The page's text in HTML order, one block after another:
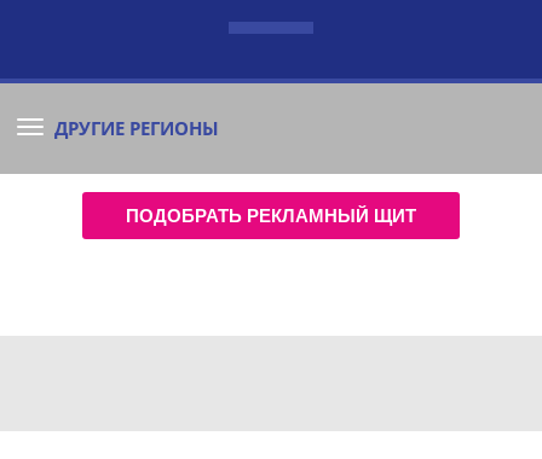
ДРУГИЕ РЕГИОНЫ
ПОДОБРАТЬ РЕКЛАМНЫЙ ЩИТ